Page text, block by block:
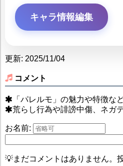
キャラ情報編集
更新: 2025/11/04
コメント
「パレルモ」の魅力や特徴な
荒らし行為や誹謗中傷、ネガ
お名前:
💡まだコメントはありません。